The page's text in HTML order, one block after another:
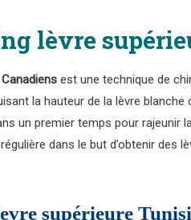
lèvre
est une technique de
la hauteur de la lèvre
un premier temps pour rajeunir
dans le but d’obtenir des
supérieure